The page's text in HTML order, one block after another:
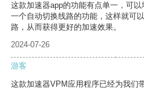
这款加速器app的功能有点单一，可
一个自动切换线路的功能，这样就可
路，从而获得更好的加速效果。
2024-07-26
游客
这款加速器VPM应用程序已经为我们